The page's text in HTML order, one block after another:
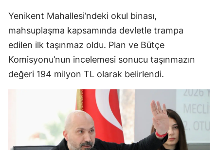
Yenikent Mahallesi’ndeki okul binası,
mahsuplaşma kapsamında devletle trampa
edilen ilk taşınmaz oldu. Plan ve Bütçe
Komisyonu’nun incelemesi sonucu taşınmazın
değeri 194 milyon TL olarak belirlendi.